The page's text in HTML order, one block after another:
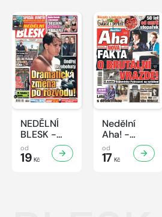
NEDĚLNÍ
BLESK -
32/2026
od
19 Kč
Nedělní
Aha! -
32/2026
od
17 Kč